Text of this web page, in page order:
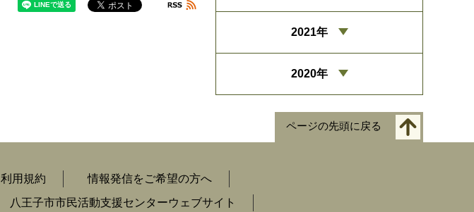
2021年
2020年
ページの先頭に戻る
利用規約
情報発信をご希望の方へ
八王子市市民活動支援センターウェブサイト